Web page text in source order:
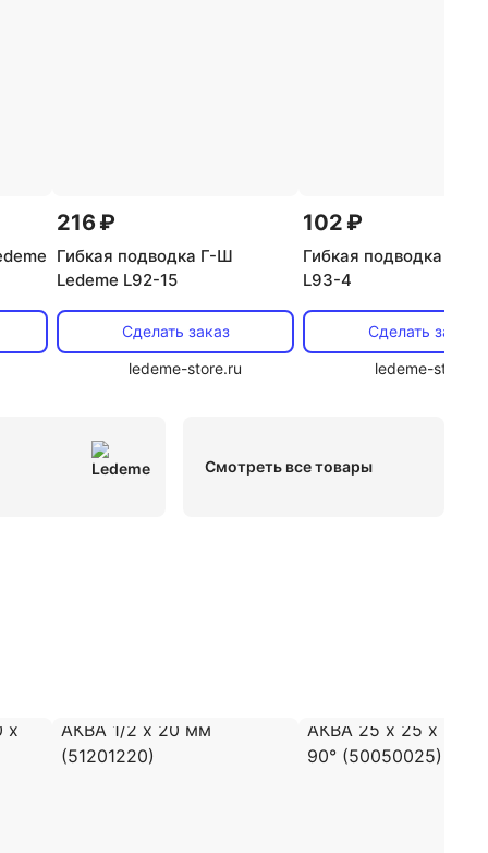
216 ₽
Гибкая подводка Г-Ш
Ledeme L92-15
Сделать заказ
ledeme-store.ru
102 ₽
Гибкая подводка Г-Г
L93-4
Сделать заказ
ledeme-store.ru
Смотреть все товары